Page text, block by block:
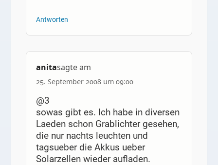
Antworten
anitasagte am
25. September 2008 um 09:00
@3
sowas gibt es. Ich habe in diversen
Laeden schon Grablichter gesehen,
die nur nachts leuchten und
tagsueber die Akkus ueber
Solarzellen wieder aufladen.